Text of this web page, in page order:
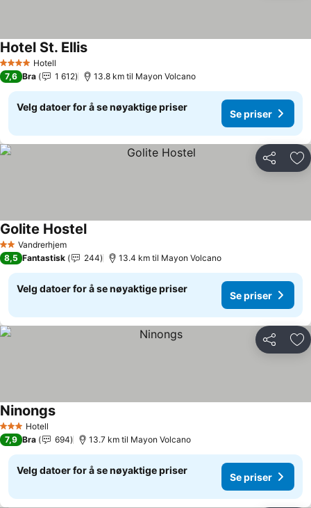
4 StjernerHotell
Hotel St. Ellis
7,6 Bra 1 612 13.8 km til Mayon Volcano
Velg datoer for å se nøyaktige priser
Se priser
Del
2 StjernerVandrerhjem
Golite Hostel
8,5 Fantastisk 244 13.4 km til Mayon Volcano
Velg datoer for å se nøyaktige priser
Se priser
Del
3 StjernerHotell
Ninongs
7,9 Bra 694 13.7 km til Mayon Volcano
Velg datoer for å se nøyaktige priser
Se priser